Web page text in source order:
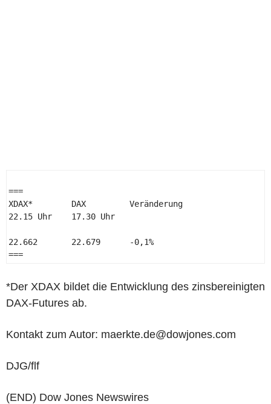
===
XDAX*        DAX         Veränderung
22.15 Uhr    17.30 Uhr
22.662       22.679      -0,1%
===
*Der XDAX bildet die Entwicklung des zinsbereinigten
DAX-Futures ab.
Kontakt zum Autor: maerkte.de@dowjones.com
DJG/flf
(END) Dow Jones Newswires